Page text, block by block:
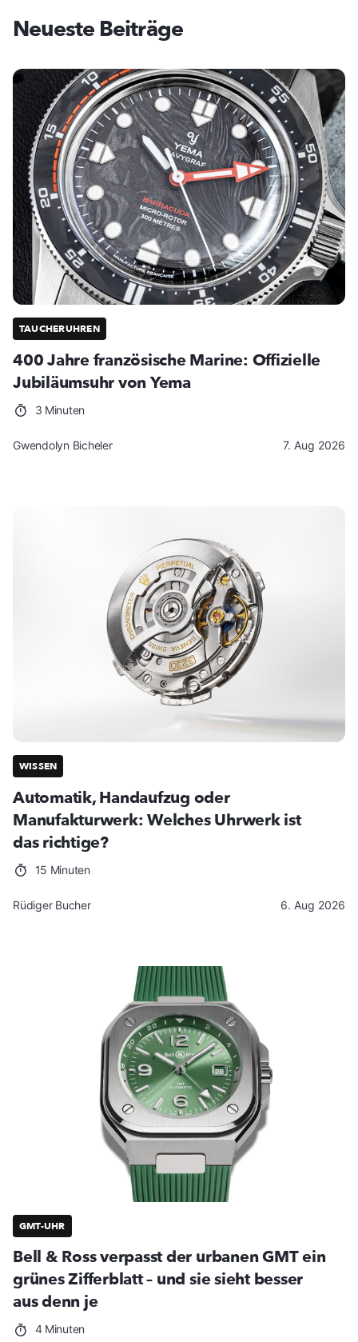
Neueste Beiträge
TAUCHERUHREN
400 Jahre französische Marine: Offizielle
Jubiläumsuhr von Yema
3 Minuten
Gwendolyn Bicheler 7. Aug 2026
WISSEN
Automatik, Handaufzug oder
Manufakturwerk: Welches Uhrwerk ist
das richtige?
15 Minuten
Rüdiger Bucher 6. Aug 2026
GMT-UHR
Bell & Ross verpasst der urbanen GMT ein
grünes Zifferblatt – und sie sieht besser
aus denn je
4 Minuten